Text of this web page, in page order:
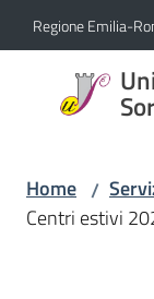
Vai al contenuto
Vai alla navigazione
Vai al footer
Regione Emilia-
Unione
Comuni
Home /
Centri estivi